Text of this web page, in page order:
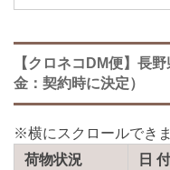
【クロネコDM便】長
金：契約時に決定）
荷物状況 日